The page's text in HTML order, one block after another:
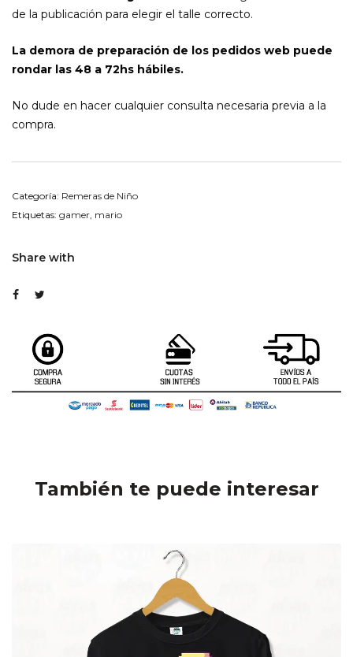
de la publicación para elegir el talle correcto.
La demora de preparación de los pedidos web puede
rondar las 48 a 72hs hábiles.
No dude en hacer cualquier consulta necesaria previa a la
compra.
Categoría: Remeras de Niño
Etiquetas: gamer, mario
Share with
También te puede interesar